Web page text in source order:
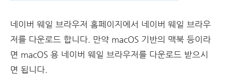
네이버 웨일 브라우저 홈페이지에서 네이버 웨일 브라우
저를 다운로드 합니다. 만약 macOS 기반의 맥북 등이라
면 macOS 용 네이버 웨일 브라우저를 다운로드 받으시
면 됩니다.